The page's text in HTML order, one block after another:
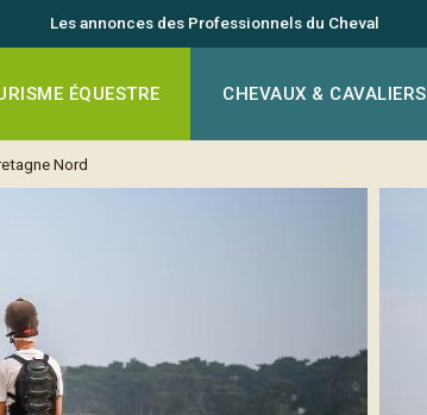
Les annonces des Professionnels du Cheval
ÉQUESTRE CHEVAUX & CAVALIERS
Nord